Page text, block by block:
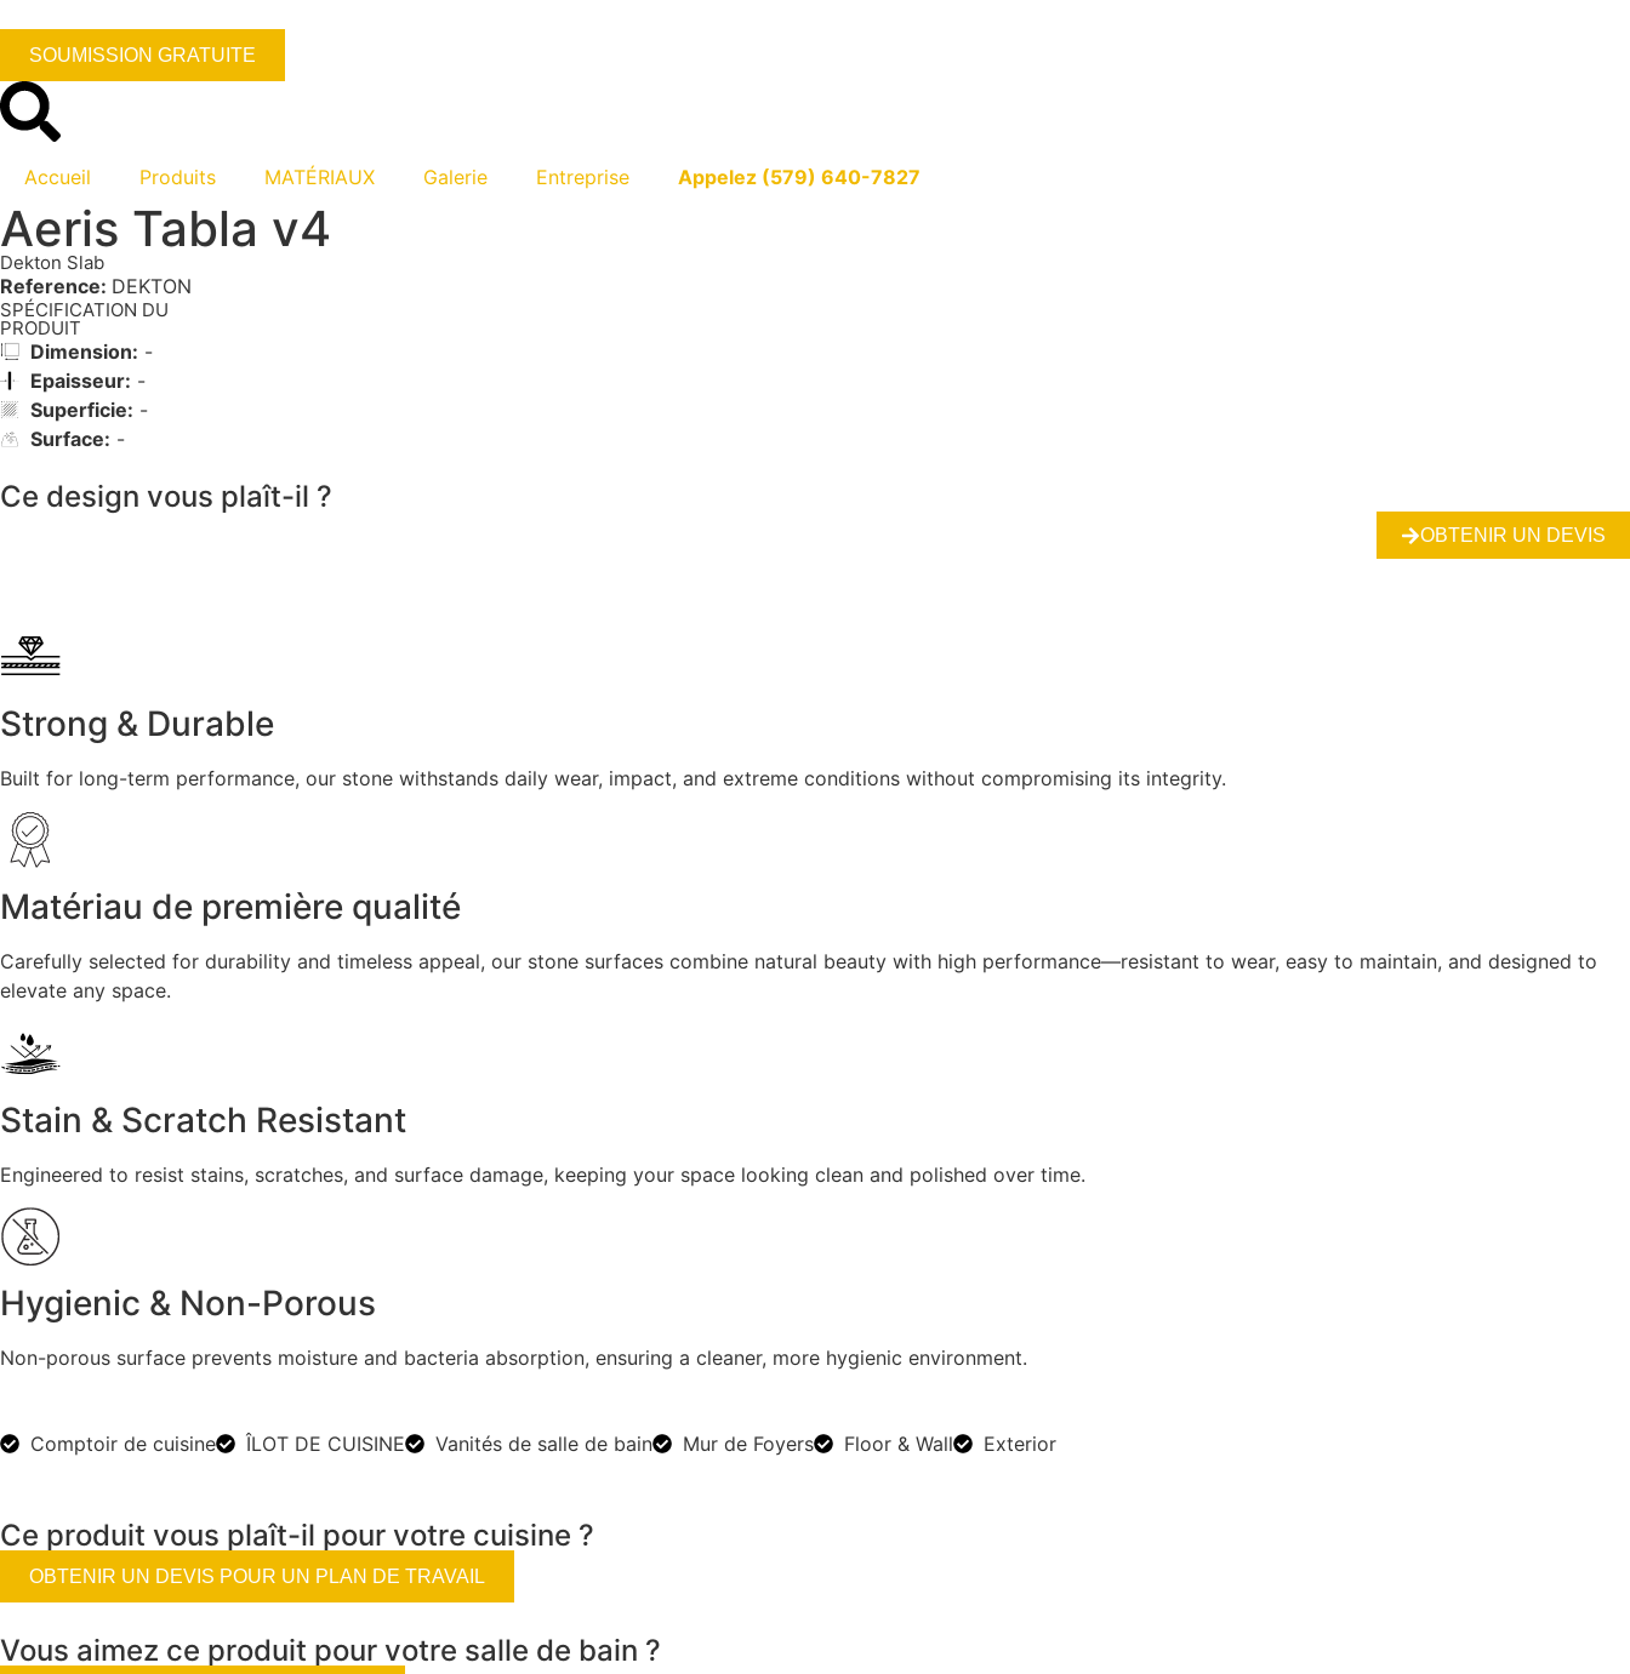
SOUMISSION GRATUITE
Accueil Produits MATÉRIAUX Galerie Entreprise Appelez (579) 640-7827
Aeris Tabla v4
Dekton Slab
Reference: DEKTON
SPÉCIFICATION DU
PRODUIT
Dimension: -
Epaisseur: -
Superficie: -
Surface: -
Ce design vous plaît-il ?
OBTENIR UN DEVIS
Strong & Durable
Built for long-term performance, our stone withstands daily wear, impact, and extreme conditions without compromising its integrity.
Matériau de première qualité
Carefully selected for durability and timeless appeal, our stone surfaces combine natural beauty with high performance—resistant to wear, easy to maintain, and designed to
elevate any space.
Stain & Scratch Resistant
Engineered to resist stains, scratches, and surface damage, keeping your space looking clean and polished over time.
Hygienic & Non-Porous
Non-porous surface prevents moisture and bacteria absorption, ensuring a cleaner, more hygienic environment.
Comptoir de cuisine ÎLOT DE CUISINE Vanités de salle de bain Mur de Foyers Floor & Wall Exterior
Ce produit vous plaît-il pour votre cuisine ?
OBTENIR UN DEVIS POUR UN PLAN DE TRAVAIL
Vous aimez ce produit pour votre salle de bain ?